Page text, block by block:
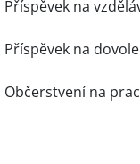
Příspěvek na
Příspěvek na
Občerstvení na